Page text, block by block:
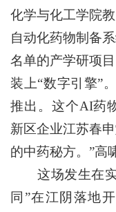
化学与化工学院
自动化药物制备
名单的产学研项
装上“数字引擎”
推出。这个AI药
新区企业江苏春
的中药秘方。”高
这场发生在实
同”在江阴落地